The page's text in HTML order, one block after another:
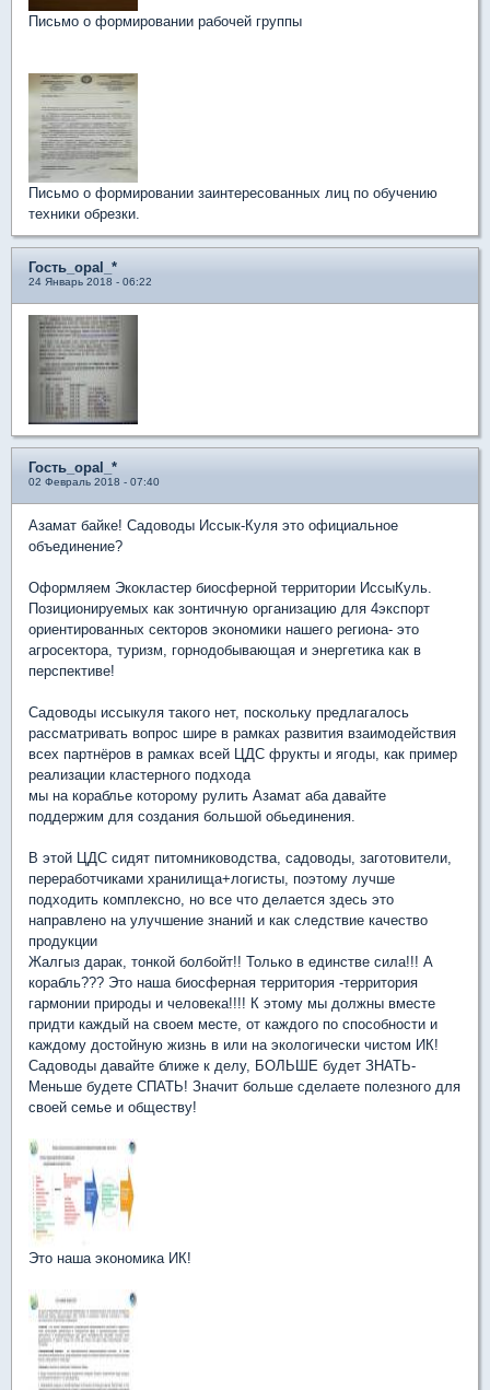
Письмо о формировании рабочей группы
Письмо о формировании заинтересованных лиц по обучению
техники обрезки.
Гость_opal_*
24 Январь 2018 - 06:22
Гость_opal_*
02 Февраль 2018 - 07:40
Азамат байке! Садоводы Иссык-Куля это официальное
объединение?
Оформляем Экокластер биосферной территории ИссыКуль.
Позиционируемых как зонтичную организацию для 4экспорт
ориентированных секторов экономики нашего региона- это
агросектора, туризм, горнодобывающая и энергетика как в
перспективе!
Садоводы иссыкуля такого нет, поскольку предлагалось
рассматривать вопрос шире в рамках развития взаимодействия
всех партнёров в рамках всей ЦДС фрукты и ягоды, как пример
реализации кластерного подхода
мы на кораблье которому рулить Азамат аба давайте
поддержим для создания большой обьединения.
В этой ЦДС сидят питомниководства, садоводы, заготовители,
переработчиками хранилища+логисты, поэтому лучше
подходить комплексно, но все что делается здесь это
направлено на улучшение знаний и как следствие качество
продукции
Жалгыз дарак, тонкой болбойт!! Только в единстве сила!!! А
корабль??? Это наша биосферная территория -территория
гармонии природы и человека!!!! К этому мы должны вместе
придти каждый на своем месте, от каждого по способности и
каждому достойную жизнь в или на экологически чистом ИК!
Садоводы давайте ближе к делу, БОЛЬШЕ будет ЗНАТЬ-
Меньше будете СПАТЬ! Значит больше сделаете полезного для
своей семье и обществу!
Это наша экономика ИК!